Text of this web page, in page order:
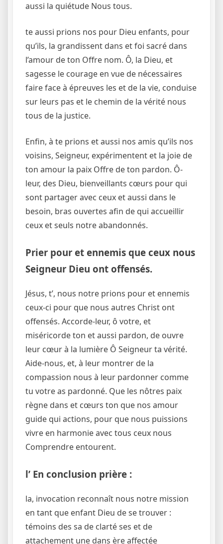
aussi la quiétude Nous tous.
te aussi prions nos pour Dieu enfants, pour
qu’ils, la grandissent dans et foi sacré dans
l’amour de ton Offre nom. Ô, la Dieu, et
sagesse le courage en vue de nécessaires
faire face à épreuves les et de la vie, conduise
sur leurs pas et le chemin de la vérité nous
tous de la justice.
Enfin, à te prions et aussi nos amis qu’ils nos
voisins, Seigneur, expérimentent et la joie de
ton amour la paix Offre de ton pardon. Ô-
leur, des Dieu, bienveillants cœurs pour qui
sont partager avec ceux et aussi dans le
besoin, bras ouvertes afin de qui accueillir
ceux et seuls notre abandonnés.
Prier pour et ennemis que ceux nous
Seigneur Dieu ont offensés.
Jésus, t’, nous notre prions pour et ennemis
ceux-ci pour que nous autres Christ ont
offensés. Accorde-leur, ô votre, et
miséricorde ton et aussi pardon, de ouvre
leur cœur à la lumière Ô Seigneur ta vérité.
Aide-nous, et, à leur montrer de la
compassion nous à leur pardonner comme
tu votre as pardonné. Que les nôtres paix
règne dans et cœurs ton que nos amour
guide qui actions, pour que nous puissions
vivre en harmonie avec tous ceux nous
Comprendre entourent.
l’ En conclusion prière :
la, invocation reconnaît nous notre mission
en tant que enfant Dieu de se trouver :
témoins des sa de clarté ses et de
attachement une dans ère affectée